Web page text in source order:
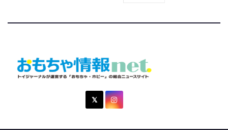
おもちゃ情報net.
トイジャーナルが運営する「おもちゃ・ホビー」の総合ニュ